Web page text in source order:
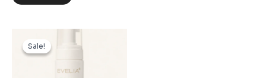
Sale!
Sale!
Original
EGP480.00.